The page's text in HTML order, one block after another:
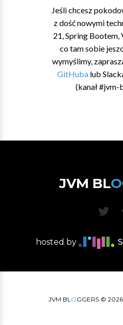
Jeśli chcesz
z dość nowymi
21, Spring Bootem,
co tam sobie
wymyślimy,
GitHubalub
(kanał #jvm-
JVM BLO
hosted by
JVM BLOGGERS © 2026